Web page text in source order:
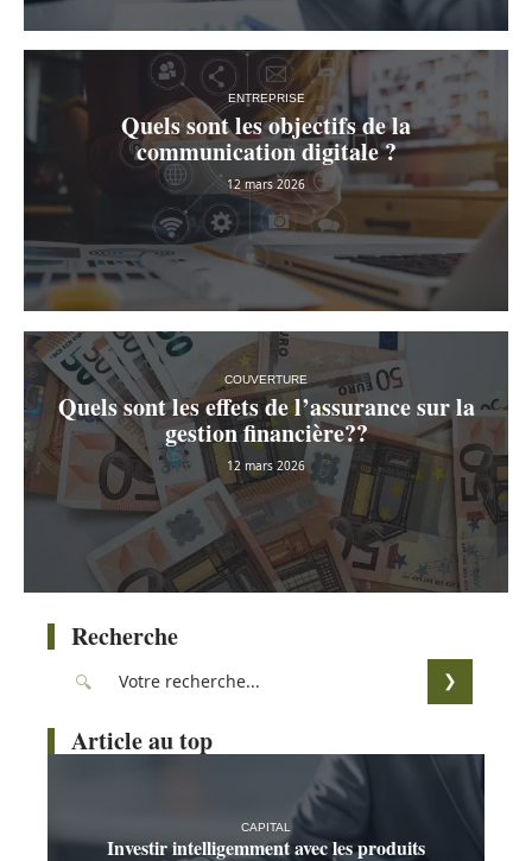
ENTREPRISE
Quels sont les objectifs de la
communication digitale ?
12 mars 2026
COUVERTURE
Quels sont les effets de l’assurance sur la
gestion financière??
12 mars 2026
Recherche
Article au top
CAPITAL
Investir intelligemment avec les produits